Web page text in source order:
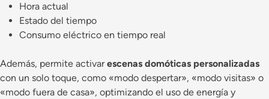
Hora actual
Estado del tiempo
Consumo eléctrico en tiempo real
Además, permite activarescenas domóticas personalizadas
con un solo toque, como «modo despertar», «modo visitas» o
«modo fuera de casa», optimizando el uso de energía y